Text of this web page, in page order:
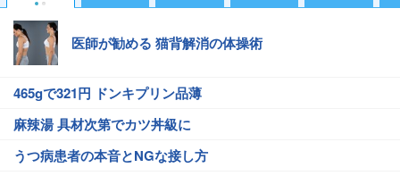
医師が勧める 猫背解消の体操術
465gで321円 ドンキプリン品薄
麻辣湯 具材次第でカツ丼級に
うつ病患者の本音とNGな接し方